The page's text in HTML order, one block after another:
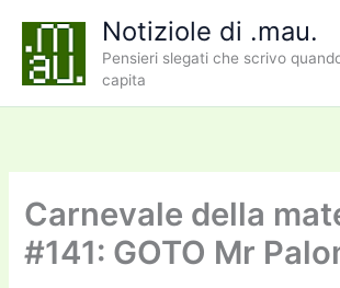
contenuto
Notiziole di .mau.
Pensieri slegati che scrivo
capita
Carnevale della
#141: GOTO Mr